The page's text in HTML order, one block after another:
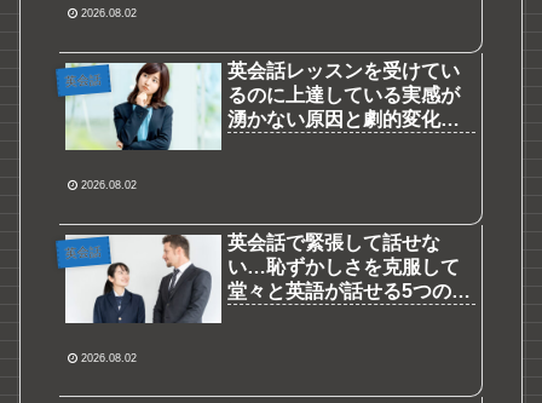
2026.08.02
英会話
英会話レッスンを受けてい
るのに上達している実感が
湧かない原因と劇的変化を
2026.08.02
英会話
英会話で緊張して話せな
い…恥ずかしさを克服して
堂々と英語が話せる5つの解
2026.08.02